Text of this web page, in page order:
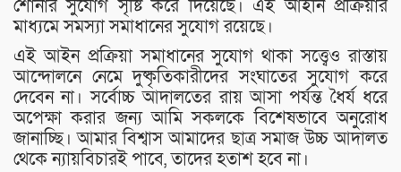
শোনার সুযোগ সৃষ্টি করে দিয়েছে। এই আইনি প্রক্রিয়ার
মাধ্যমে সমস্যা সমাধানের সুযোগ রয়েছে।
এই আইন প্রক্রিয়া সমাধানের সুযোগ থাকা সত্ত্বেও রাস্তায়
আন্দোলনে নেমে দুষ্কৃতিকারীদের সংঘাতের সুযোগ করে
দেবেন না। সর্বোচ্চ আদালতের রায় আসা পর্যন্ত ধৈর্য ধরে
অপেক্ষা করার জন্য আমি সকলকে বিশেষভাবে অনুরোধ
জানাচ্ছি। আমার বিশ্বাস আমাদের ছাত্র সমাজ উচ্চ আদালত
থেকে ন্যায়বিচারই পাবে, তাদের হতাশ হবে না।